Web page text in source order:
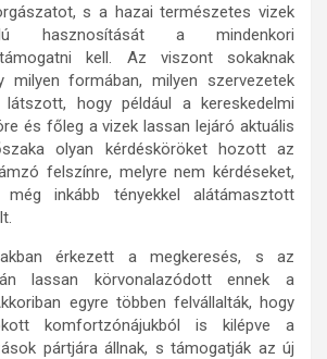
s a hazai természetes vizek
hasznosítását a mindenkori
kell. Az viszont sokaknak
milyen formában, milyen szervezetek
látszott, hogy például a kereskedelmi
és főleg a vizek lassan lejáró aktuális
olyan kérdésköröket hozott az
felszínre, melyre nem kérdéseket,
még inkább tényekkel alátámasztott
érkezett a megkeresés, s az
lassan körvonalazódott ennek a
egyre többen felvállalták, hogy
komfortzónájukból is kilépve a
pártjára állnak, s támogatják az új